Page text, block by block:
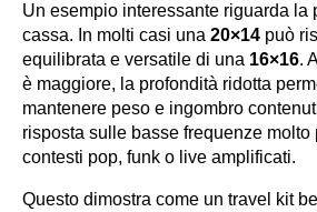
Un esempio interessante riguarda la
cassa. In molti casi una 20×14 può
equilibrata e versatile di una 16×16.
è maggiore, la profondità ridotta
mantenere peso e ingombro
risposta sulle basse frequenze molto
contesti pop, funk o live amplificati.
Questo dimostra come un travel kit